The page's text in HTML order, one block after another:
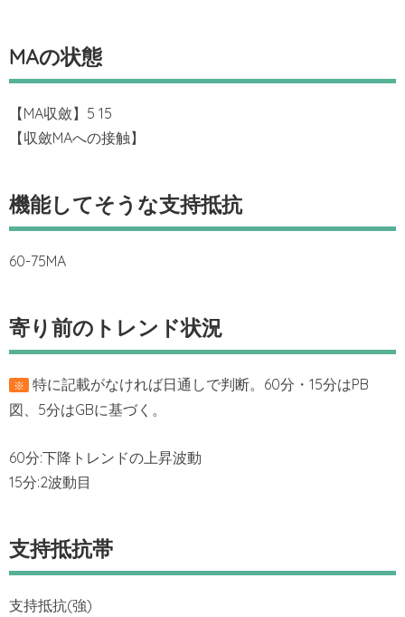
MAの状態
【MA収斂】5 15
【収斂MAへの接触】
機能してそうな支持抵抗
60-75MA
寄り前のトレンド状況
※
特に記載がなければ日通しで判断。60分・15分はPB
図、5分はGBに基づく。
60分:下降トレンドの上昇波動
15分:2波動目
支持抵抗帯
支持抵抗(強)